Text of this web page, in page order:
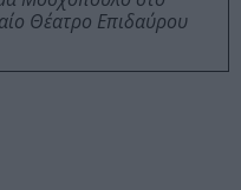
Θέατρο Επιδαύρου